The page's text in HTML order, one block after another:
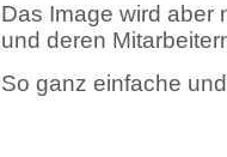
Das Image wird aber
und deren
So ganz einfache